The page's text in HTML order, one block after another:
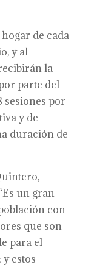
de cada
y al
la
parte del
sesiones por
y de
duración de
un gran
con
que son
para el
estos